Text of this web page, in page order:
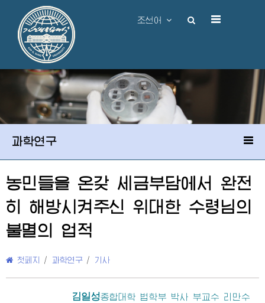
조선어
과학연구
농민들을 온갖 세금부담에서 완전
히 해방시켜주신 위대한 수령님의
불멸의 업적
첫페지 / 과학연구 / 기사
김일성종합대학 법학부 박사 부교수 리만수